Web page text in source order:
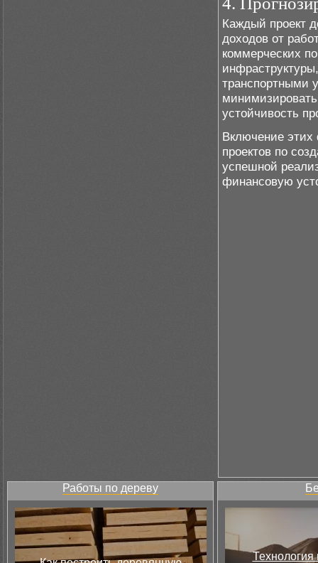
Каждый проект
доходов от
коммерческих
транспортными
устойчивость
Включение
проектов по
успешной
финансовую
Работы по дереву
Технология